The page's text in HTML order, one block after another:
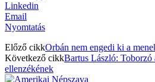
Linkedin
Email
Nyomtatás
Előző cikkOrbán nem engedi ki a
Következő cikkBartus László: Toborzó
ellenzékének